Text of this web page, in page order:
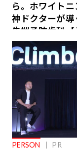
ら。ホワイトニ
神ドクターが導
先端予防歯科【
ジ会員特典あり
PERSON PR